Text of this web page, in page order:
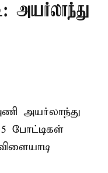
அயர்லாந்து
அயர்லாந்து
போட்டிகள்